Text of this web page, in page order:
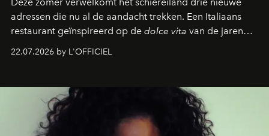
adressen die nu al de aandacht trekken. Een Italiaans
restaurant geïnspireerd op de dolce vita van de jaren
verandert in een bruisende ontmoetingsplek en de
neerstrijkt in Saint-Tropez. Dit zijn de nieuwe adressen
die deze zomer de toon zetten, van lange lunches tot
zwoele nachten.
22.07.2026 by L'OFFICIEL